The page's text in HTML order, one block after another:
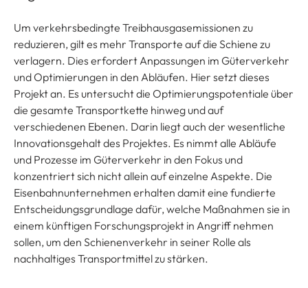
Um verkehrsbedingte Treibhausgasemissionen zu
reduzieren, gilt es mehr Transporte auf die Schiene zu
verlagern. Dies erfordert Anpassungen im Güterverkehr
und Optimierungen in den Abläufen. Hier setzt dieses
Projekt an. Es untersucht die Optimierungspotentiale über
die gesamte Transportkette hinweg und auf
verschiedenen Ebenen. Darin liegt auch der wesentliche
Innovationsgehalt des Projektes. Es nimmt alle Abläufe
und Prozesse im Güterverkehr in den Fokus und
konzentriert sich nicht allein auf einzelne Aspekte. Die
Eisenbahnunternehmen erhalten damit eine fundierte
Entscheidungsgrundlage dafür, welche Maßnahmen sie in
einem künftigen Forschungsprojekt in Angriff nehmen
sollen, um den Schienenverkehr in seiner Rolle als
nachhaltiges Transportmittel zu stärken.